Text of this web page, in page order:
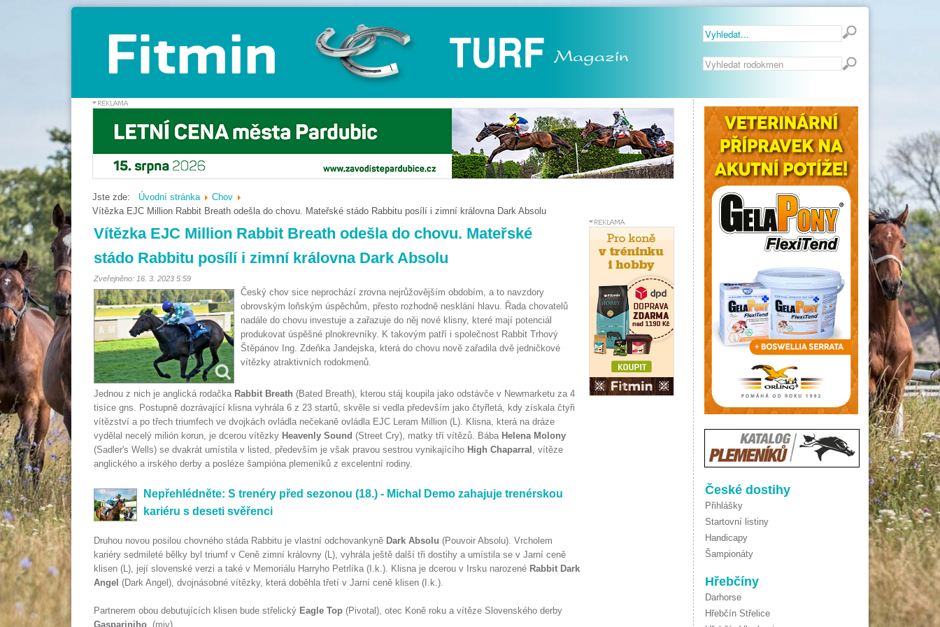
Vyhledávání...
České dostihy
Přihlášky
Startovní listiny
Handicapy
Šampionáty
Hřebčíny
Darhorse
Hřebčín Střelice
Jste zde: Úvodní stránka
Chov
Vítězka EJC Million Rabbit Breath odešla do chovu. Mateřské stádo Rabbitu posílí i zimní královna Dark Absolu
Vítězka EJC Million Rabbit Breath odešla do chovu. Mateřské
stádo Rabbitu posílí i zimní královna Dark Absolu
Zveřejněno: 16. 3. 2023 5:59
Český chov sice neprochází zrovna nejrůžovějším obdobím, a to navzdory
obrovským loňským úspěchům, přesto rozhodně nesklání hlavu. Řada chovatelů
nadále do chovu investuje a zařazuje do něj nové klisny, které mají potenciál
produkovat úspěšné plnokrevníky. K takovým patří i společnost Rabbit Trhový
Štěpánov Ing. Zdeňka Jandejska, která do chovu nově zařadila dvě jedničkové
vítězky atraktivních rodokmenů.
Jednou z nich je anglická rodačka Rabbit Breath (Bated Breath), kterou stáj koupila jako odstávče v Newmarketu za 4
tisíce gns. Postupně dozrávající klisna vyhrála 6 z 23 startů, skvěle si vedla především jako čtyřletá, kdy získala čtyři
vítězství a po třech triumfech ve dvojkách ovládla nečekaně ovládla EJC Leram Million (L). Klisna, která na dráze
vydělal necelý milión korun, je dcerou vítězky Heavenly Sound (Street Cry), matky tří vítězů. Bába Helena Molony
(Sadler's Wells) se dvakrát umístila v listed, především je však pravou sestrou vynikajícího High Chaparral , vítěze
anglického a irského derby a posléze šampióna plemeníků z excelentní rodiny.
Nepřehlédněte: S trenéry před sezonou (18.) - Michal Demo zahajuje trenérskou
kariéru s deseti svěřenci
Druhou novou posilou chovného stáda Rabbitu je vlastní odchovankyně Dark Absolu (Pouvoir Absolu). Vrcholem
kariéry sedmileté bělky byl triumf v Ceně zimní královny (L), vyhrála ještě další tři dostihy a umístila se v Jarní ceně
klisen (L), její slovenské verzi a také v Memoriálu Harryho Petrlíka (I.k.). Klisna je dcerou v Irsku narozené Rabbit Dark
Angel (Dark Angel), dvojnásobné vítězky, která doběhla třetí v Jarní ceně klisen (I.k.).
Partnerem obou debutujících klisen bude střelický Eagle Top (Pivotal), otec Koně roku a vítěze Slovenského derby
Gaspariniho. (miv)